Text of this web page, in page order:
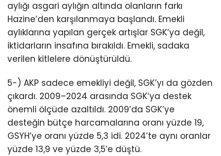
aylığı asgari aylığın altında olanların farkı
Hazine’den karşılanmaya başlandı. Emekli
aylıklarına yapılan gerçek artışlar SGK’ya değil,
iktidarların insafına bırakıldı. Emekli, sadaka
verilen kitlelere dönüştürüldü.
5-) AKP sadece emekliyi değil, SGK’yı da gözden
çıkardı. 2009–2024 arasında SGK’ya destek
önemli ölçüde azaltıldı. 2009’da SGK’ye
desteğin bütçe harcamalarına oranı yüzde 19,
GSYH’ye oranı yüzde 5,3 idi. 2024’te aynı oranlar
yüzde 13,9 ve yüzde 3,5’e düştü.